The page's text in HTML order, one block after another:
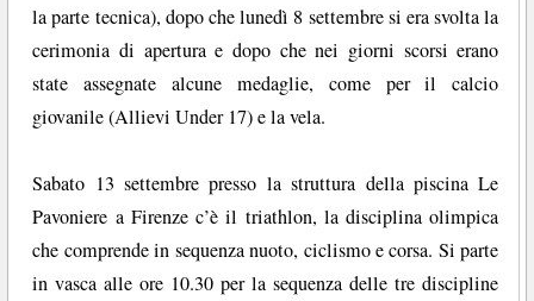
la parte tecnica), dopo che lunedì 8 settembre si era svolta la
cerimonia di apertura e dopo che nei giorni scorsi erano
state assegnate alcune medaglie, come per il calcio
giovanile (Allievi Under 17) e la vela.
Sabato 13 settembre presso la struttura della piscina Le
Pavoniere a Firenze c’è il triathlon, la disciplina olimpica
che comprende in sequenza nuoto, ciclismo e corsa. Si parte
in vasca alle ore 10.30 per la sequenza delle tre discipline